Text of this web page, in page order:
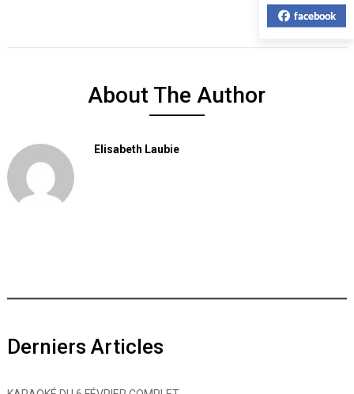
About The Author
Elisabeth Laubie
Derniers Articles
facebook